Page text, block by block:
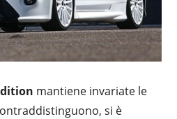
mantiene invariate le
si è